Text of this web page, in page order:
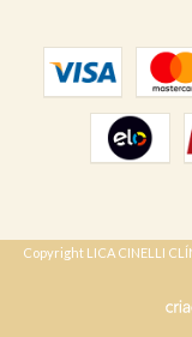
Copyright LICA CINELLI